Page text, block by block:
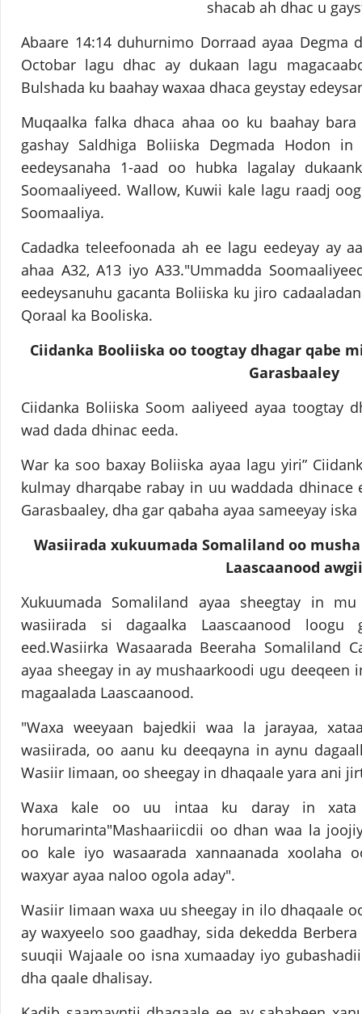
shacab ah dhac u
Abaare 14:14 duhurnimo Dorraad ayaa Degma
Octobar lagu dhac ay dukaan lagu
Bulshada ku baahay waxaa dhaca geystay
Muqaalka falka dhaca ahaa oo ku baahay
gashay Saldhiga Boliiska Degmada Hodon
eedeysanaha 1-aad oo hubka lagalay
Soomaaliyeed. Wallow, Kuwii kale lagu raadj
Soomaaliya.
Cadadka teleefoonada ah ee lagu eedeyay ay
ahaa A32, A13 iyo A33."Ummadda
eedeysanuhu gacanta Boliiska ku jiro
Qoraal ka Booliska.
Ciidanka Booliiska oo toogtay dhagar qabe
Garasbaaley
Ciidanka Boliiska Soom aaliyeed ayaa toogtay
wad dada dhinac eeda.
War ka soo baxay Boliiska ayaa lagu yiri”
kulmay dharqabe rabay in uu waddada dhinace
Garasbaaley, dha gar qabaha ayaa sameeyay
Wasiirada xukuumada Somaliland oo
Laascaanood awgii
Xukuumada Somaliland ayaa sheegtay in
wasiirada si dagaalka Laascaanood loogu
eed.Wasiirka Wasaarada Beeraha Somaliland
ayaa sheegay in ay mushaarkoodi ugu deeqeen
magaalada Laascaanood.
"Waxa weeyaan bajedkii waa la jarayaa,
wasiirada, oo aanu ku deeqayna in aynu
Wasiir Iimaan, oo sheegay in dhaqaale yara ani
Waxa kale oo uu intaa ku daray in xata
horumarinta"Mashaariicdii oo dhan waa la
oo kale iyo wasaarada xannaanada xoolaha
waxyar ayaa naloo ogola aday".
Wasiir Iimaan waxa uu sheegay in ilo dhaqaale
ay waxyeelo soo gaadhay, sida dekedda
suuqii Wajaale oo isna xumaaday iyo
dha qaale dhalisay.